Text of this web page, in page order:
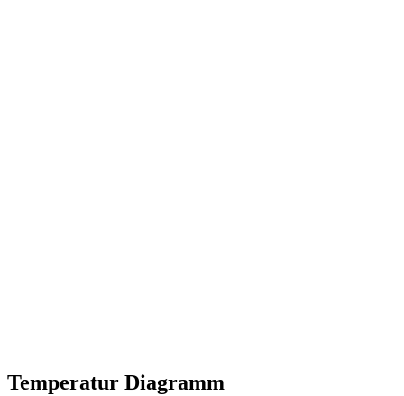
Temperatur Diagramm